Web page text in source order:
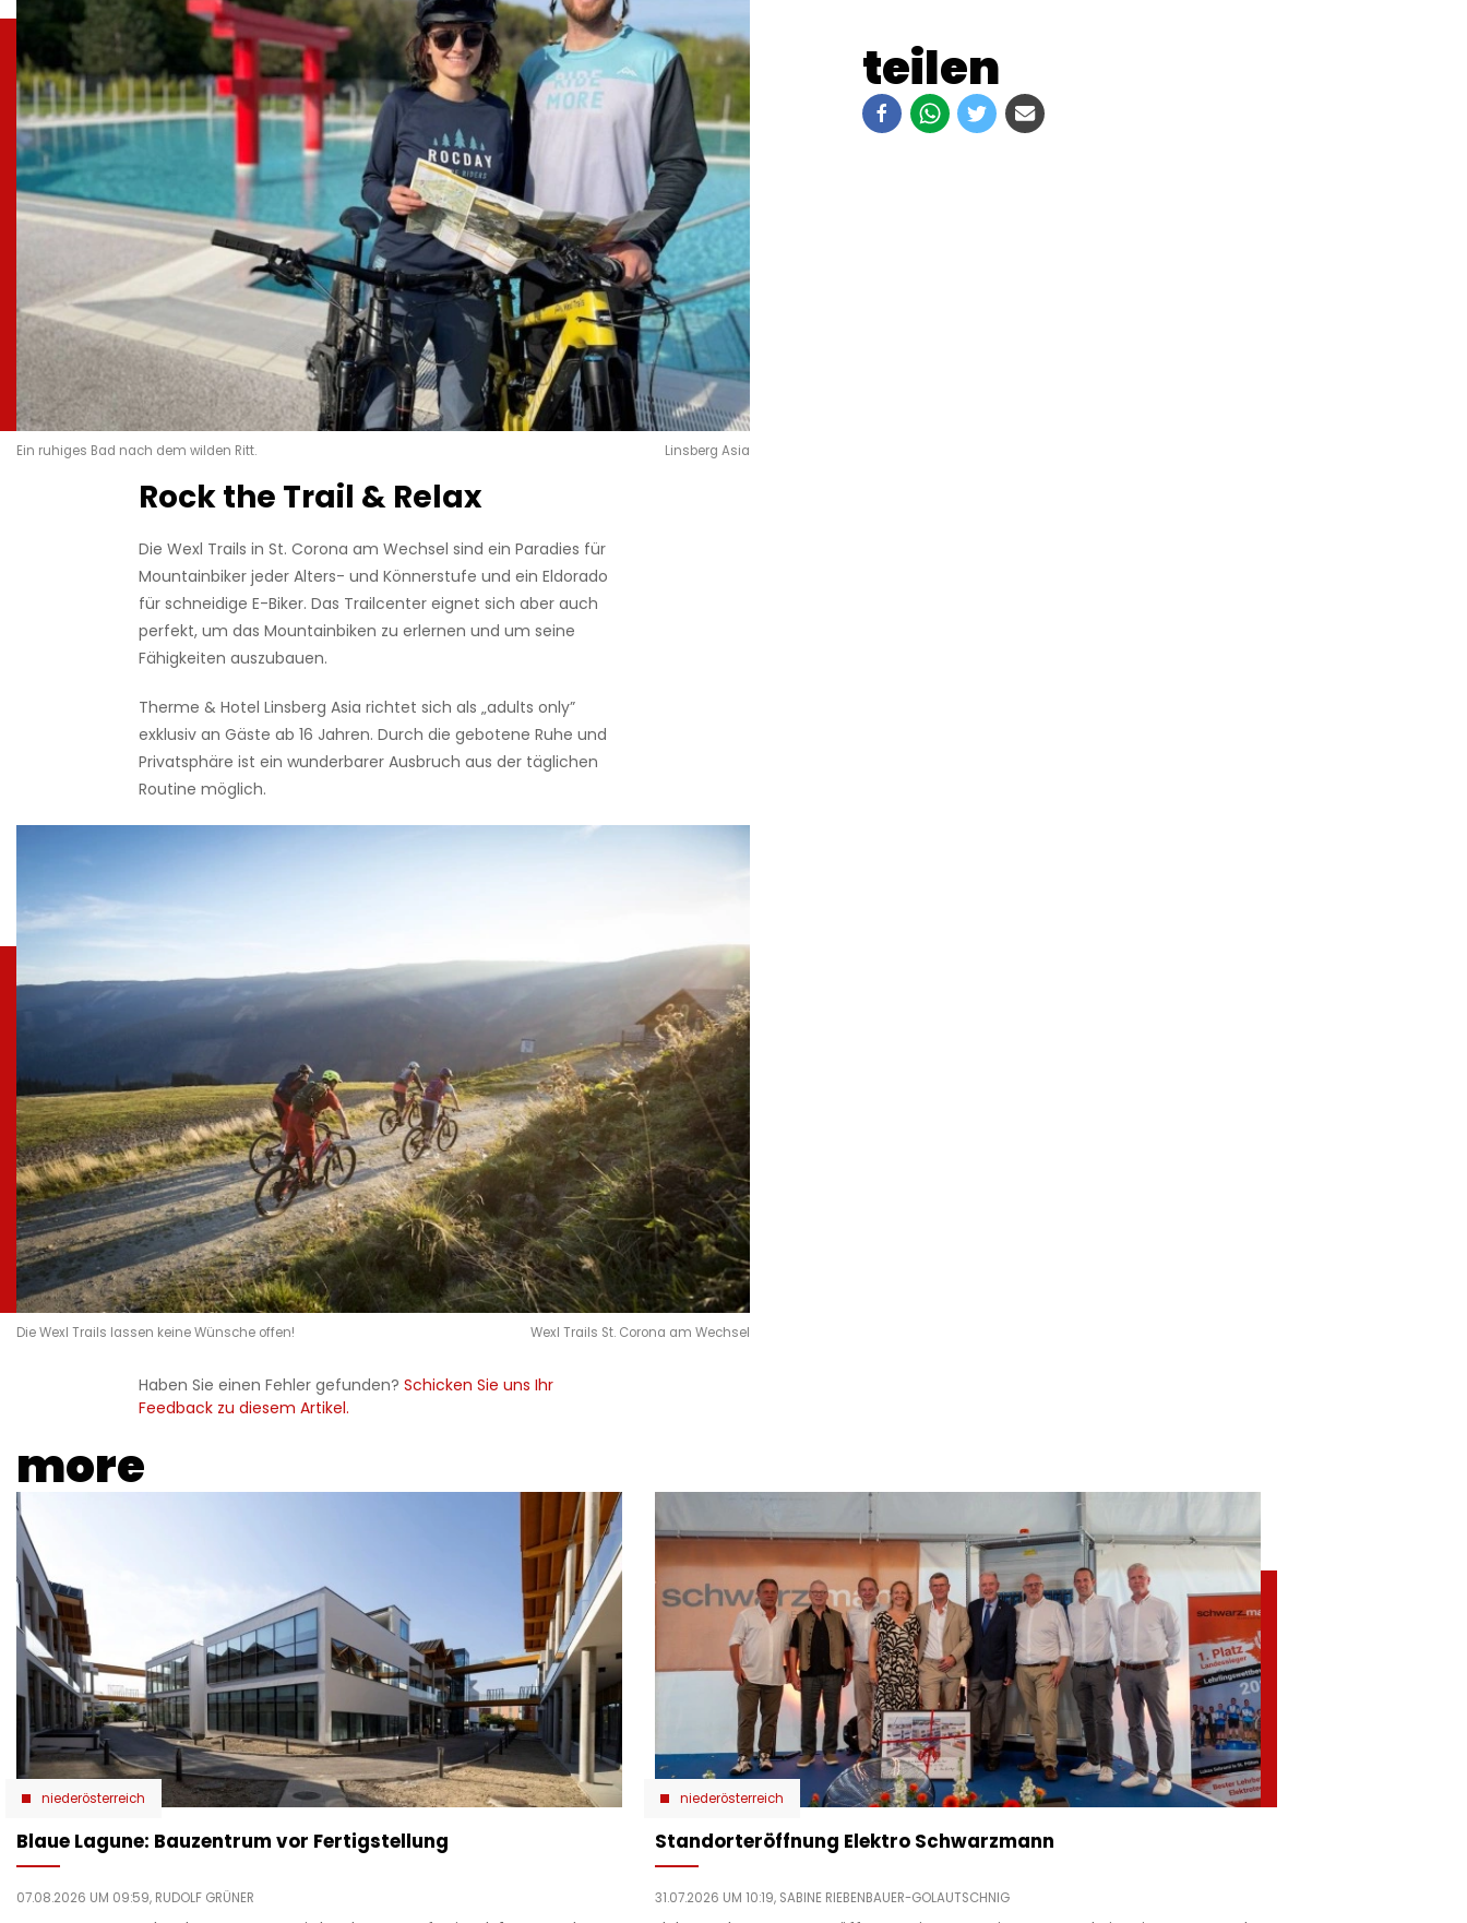
Ein ruhiges Bad nach dem wilden Ritt. Linsberg Asia
Rock the Trail & Relax
Die Wexl Trails in St. Corona am Wechsel sind ein Paradies für
Mountainbiker jeder Alters- und Könnerstufe und ein Eldorado
für schneidige E-Biker. Das Trailcenter eignet sich aber auch
perfekt, um das Mountainbiken zu erlernen und um seine
Fähigkeiten auszubauen.
Therme & Hotel Linsberg Asia richtet sich als „adults only”
exklusiv an Gäste ab 16 Jahren. Durch die gebotene Ruhe und
Privatsphäre ist ein wunderbarer Ausbruch aus der täglichen
Routine möglich.
Die Wexl Trails lassen keine Wünsche offen! Wexl Trails St. Corona am Wechsel
Haben Sie einen Fehler gefunden?Schicken Sie uns Ihr
Feedback zu diesem Artikel.
teilen
more
niederösterreich
Blaue Lagune: Bauzentrum vor Fertigstellung
07.08.2026 UM 09:59, RUDOLF GRÜNER
niederösterreich
Standorteröffnung Elektro Schwarzmann
31.07.2026 UM 10:19, SABINE RIEBENBAUER-GOLAUTSCHNIG